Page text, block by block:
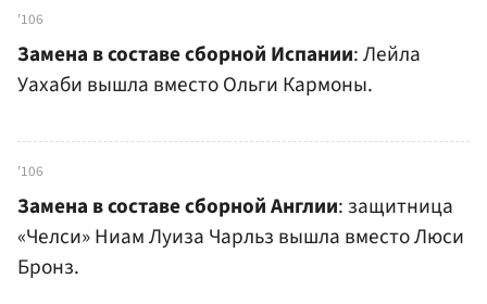
'106
Замена в составе сборной Испании: Лейла
Уахаби вышла вместо Ольги Кармоны.
'106
Замена в составе сборной Англии: защитница
«Челси» Ниам Луиза Чарльз вышла вместо Люси
Бронз.